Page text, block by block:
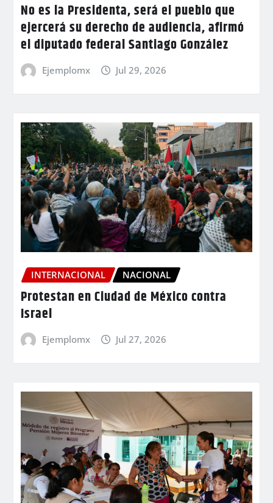
No es la Presidenta, será el pueblo que
ejercerá su derecho de audiencia, afirmó
el diputado federal Santiago González
Ejemplomx Jul 29, 2026
INTERNACIONAL NACIONAL
Protestan en Ciudad de México contra
Israel
Ejemplomx Jul 27, 2026